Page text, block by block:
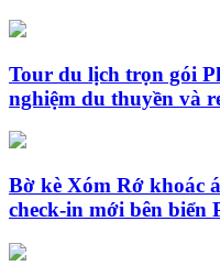
Tour du lịch trọn gói
nghiệm du thuyền và
Bờ kè Xóm Rớ khoác
check-in mới bên biển